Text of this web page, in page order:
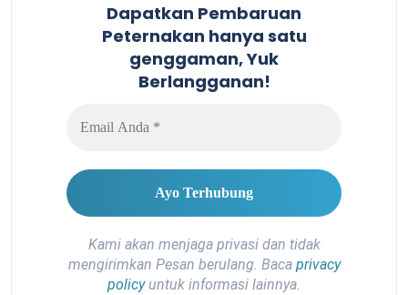
Dapatkan Pembaruan
Peternakan hanya satu
genggaman, Yuk
Berlangganan!
Kami akan menjaga privasi dan tidak
mengirimkan Pesan berulang. Baca privacy
policyuntuk informasi lainnya.